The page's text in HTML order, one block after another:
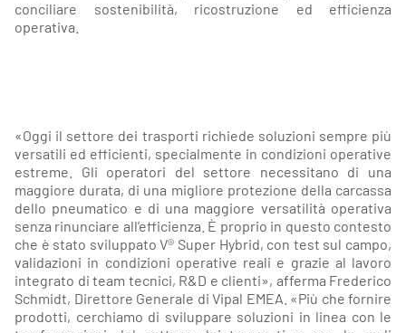
conciliare sostenibilità, ricostruzione ed efficienza
operativa.
«Oggi il settore dei trasporti richiede soluzioni sempre più
versatili ed efficienti, specialmente in condizioni operative
estreme. Gli operatori del settore necessitano di una
maggiore durata, di una migliore protezione della carcassa
dello pneumatico e di una maggiore versatilità operativa
senza rinunciare all’efficienza. È proprio in questo contesto
che è stato sviluppato V® Super Hybrid, con test sul campo,
validazioni in condizioni operative reali e grazie al lavoro
integrato di team tecnici, R&D e clienti», afferma Frederico
Schmidt, Direttore Generale di Vipal EMEA. «Più che fornire
prodotti, cerchiamo di sviluppare soluzioni in linea con le